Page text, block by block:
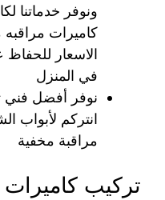
ونوفر خدماتنا
كاميرات
الاسعار للحفاظ
في المنزل
نوفر أفضل فني
انتركم لأبواب
مراقبة مخفية
تركيب كاميرات